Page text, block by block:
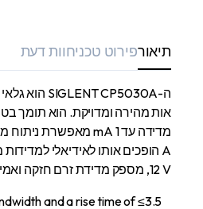
תיאורפירוט טכניחוות דעת
12 V, מספק מדידת זרם חזקה ואמינה במעבדה ובשטח.
and a rise time of ≤3.5